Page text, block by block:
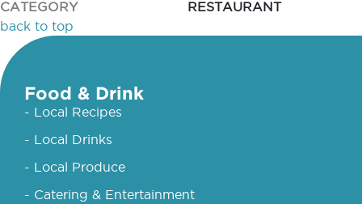
CATEGORY
RESTAURANT
back to top
Food & Drink
- Local Recipes
- Local Drinks
- Local Produce
- Catering & Entertainment